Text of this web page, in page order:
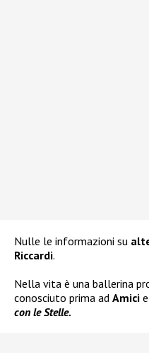
Nulle le informazioni su
Riccardi.
Nella vita è una ballerina
conosciuto prima ad Amici
con le Stelle.